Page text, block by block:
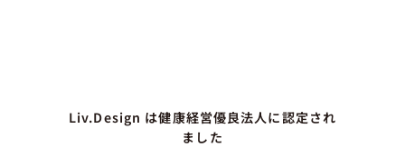
Liv.Design は健康経営優良法人に認定され
ました